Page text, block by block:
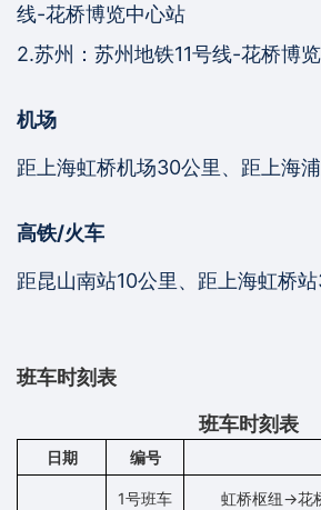
线-花桥博览中心站
2.苏州：苏州地铁11号线-花桥博
机场
距上海虹桥机场30公里、距上海
高铁/火车
距昆山南站10公里、距上海虹桥
班车时刻表
班车时刻表
日期 编号
1号班车 虹桥枢纽→花